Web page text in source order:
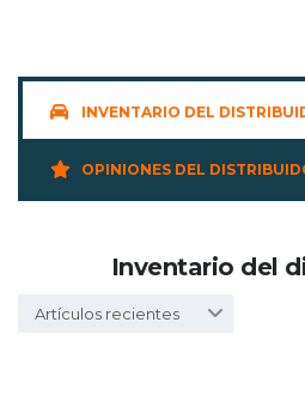
INVENTARIO DEL
OPINIONES DEL
Inventario del
Artículos recientes